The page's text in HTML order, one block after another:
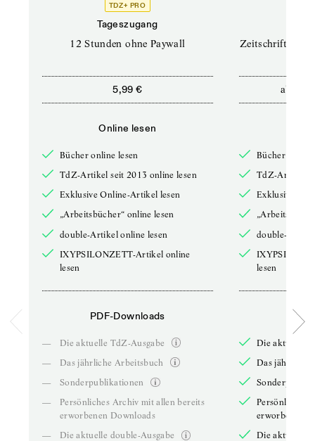
TDZ+ PRO
Tageszugang
12 Stunden ohne Paywall
5,99 €
Online lesen
Bücher online lesen
TdZ-Artikel seit 2013 online lesen
Exklusive Online-Artikel lesen
„Arbeitsbücher“ online lesen
double-Artikel online lesen
IXYPSILONZETT-Artikel online
lesen
PDF-Downloads
—
Die aktuelle TdZ-Ausgabe
—
Das jährliche Arbeitsbuch
—
Sonderpublikationen
—
Persönliches Archiv mit allen bereits
erworbenen Downloads
—
Die aktuelle double-Ausgabe
Zeitschriften
ab
Bücher online
TdZ-Artikel
Exklusive
double-
lesen
Die aktuelle
Das jährliche
Persönliches
erworbenen
Die aktuelle